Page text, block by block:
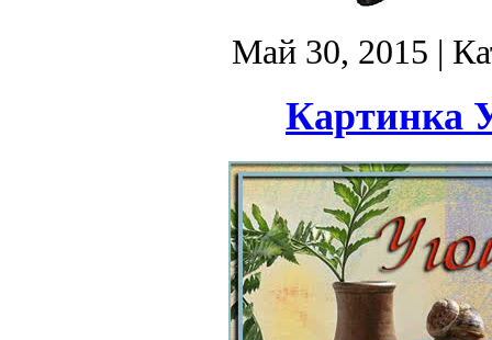
Май 30, 2015 |
Картинка